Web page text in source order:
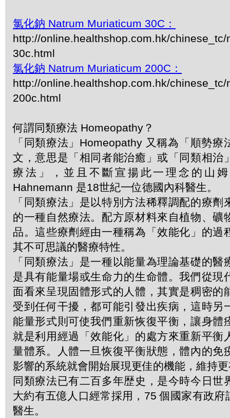
氯化鈉 Natrum Muriaticum 30C：
http://online.healthshop.com.hk/
30c.html
氯化鈉 Natrum Muriaticum 200C：
http://online.healthshop.com.hk/
200c.html
何謂同類療法 Homeopathy？
「同類療法」Homeopathy 又稱為「順勢療
文，意思是「相同者能治癒」或「同類相治
療法」，並且不斷宣揚此一理念的山
Hahnemann 是18世紀一位德國內科醫生。
「同類療法」是以特別方法稀釋調配的療劑
的一種自然療法。配方原材料來自植物、礦
品。這些療劑經由一種稱為「效能化」的過
其不可思議的醫療特性。
「同類療法」是一種以能量為理論基礎的醫
是具有能量場或生命力的生命體。我們從現
面看來呈現固體形式的人體，其實是稠密的
受到任何干擾，都可能引發出疾病，這時另
能量形式則可使我們重新恢復平衡，讓身體
就是利用經過「效能化」的處方來重新平衡
量體系。人體一旦恢復平衡狀態，體內的免
影響的系統就會開始展現更佳的機能，維持
同類療法已有二百多年歴史，是今時今日世
大約有五億人口經常採用，75 個國家有政府
醫生。